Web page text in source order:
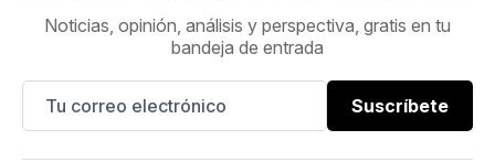
Noticias, opinión, análisis y perspectiva, gratis en tu
bandeja de entrada
Suscríbete